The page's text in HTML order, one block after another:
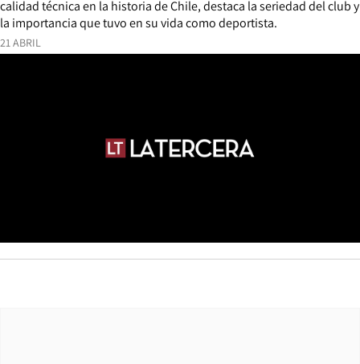
21 ABRIL
calidad técnica en la historia de Chile, destaca la seriedad del club y
la importancia que tuvo en su vida como deportista.